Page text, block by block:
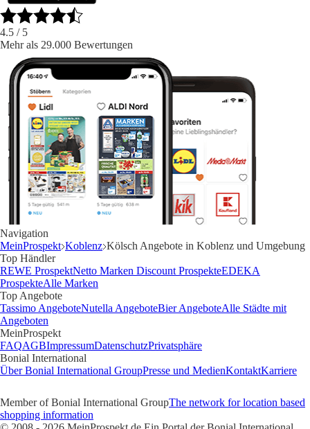
4.5 / 5
Mehr als 29.000 Bewertungen
Navigation
MeinProspekt Koblenz Kölsch Angebote in Koblenz und Umgebung
Top Händler
REWE ProspektNetto Marken Discount ProspekteEDEKA
ProspekteAlle Marken
Top Angebote
Tassimo AngeboteNutella AngeboteBier AngeboteAlle Städte mit
Angeboten
MeinProspekt
FAQAGBImpressumDatenschutzPrivatsphäre
Bonial International
Über Bonial International GroupPresse und MedienKontaktKarriere
Member of Bonial International GroupThe network for location based
shopping information